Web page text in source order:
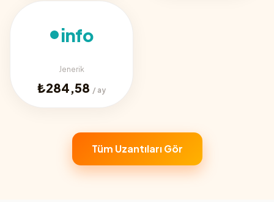
info
Jenerik
₺284,58 / ay
Tüm Uzantıları Gör